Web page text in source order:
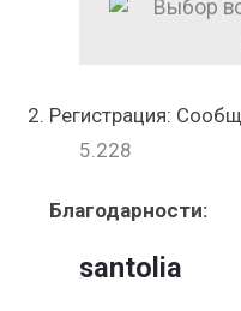
Регистрация:
5.228
Благодарности:
santolia